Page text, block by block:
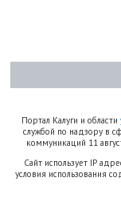
Портал Калуги и области
службой по надзору в
коммуникаций 11
Сайт использует IP
условия использования